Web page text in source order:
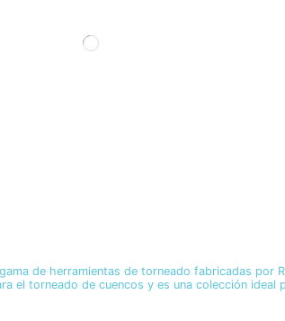
de herramientas de torneado fabricadas por
el torneado de cuencos y es una colección ideal